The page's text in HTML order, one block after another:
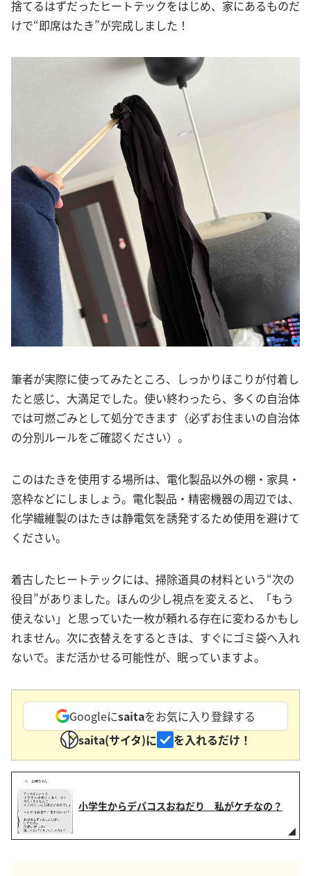
捨てるはずだったヒートテックをはじめ、家にあるものだ
けで“即席はたき”が完成しました！
筆者が実際に使ってみたところ、しっかりほこりが付着し
たと感じ、大満足でした。使い終わったら、多くの自治体
では可燃ごみとして処分できます（必ずお住まいの自治体
の分別ルールをご確認ください）。
このはたきを使用する場所は、電化製品以外の棚・家具・
窓枠などにしましょう。電化製品・精密機器の周辺では、
化学繊維製のはたきは静電気を誘発するため使用を避けて
ください。
着古したヒートテックには、掃除道具の材料という“次の
役目”がありました。ほんの少し視点を変えると、「もう
使えない」と思っていた一枚が頼れる存在に変わるかもし
れません。次に衣替えをするときは、すぐにゴミ袋へ入れ
ないで。まだ活かせる可能性が、眠っていますよ。
Googleにsaitaをお気に入り登録する
saita(サイタ)に
を入れるだけ！
小学生からデパコスおねだり 私がケチなの？